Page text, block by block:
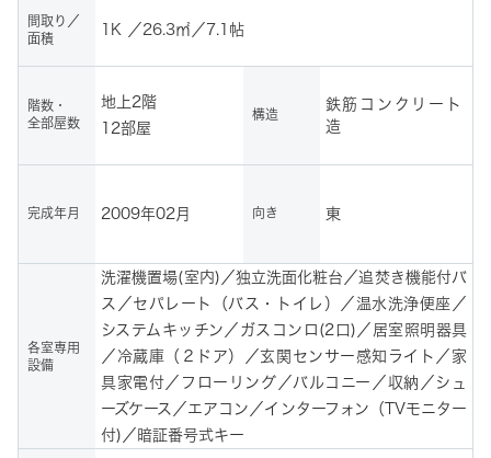
間取り／
面積
1K ／26.3㎡／7.1帖
階数・
全部屋数
地上2階
12部屋
構造
鉄筋コンクリート
造
完成年月 2009年02月 向き 東
各室専用
設備
洗濯機置場(室内)／独立洗面化粧台／追焚き機能付バ
ス／セパレート（バス・トイレ）／温水洗浄便座／
システムキッチン／ガスコンロ(2口)／居室照明器具
／冷蔵庫（２ドア）／玄関センサー感知ライト／家
具家電付／フローリング／バルコニー／収納／シュ
ーズケース／エアコン／インターフォン（TVモニター
付)／暗証番号式キー